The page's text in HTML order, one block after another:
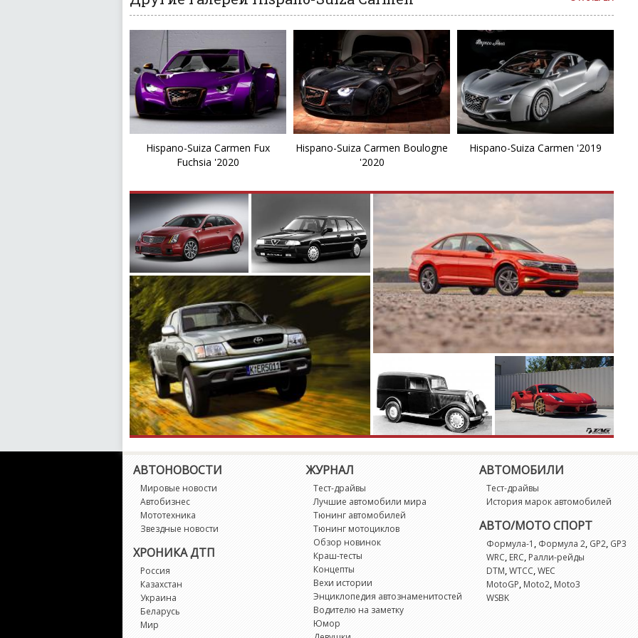
Hispano-Suiza Carmen Fux
Fuchsia '2020
Hispano-Suiza Carmen Boulogne
'2020
Hispano-Suiza Carmen '2019
АВТОНОВОСТИ
Мировые новости
Автобизнес
Мототехника
Звездные новости
ХРОНИКА ДТП
Россия
Казахстан
Украина
Беларусь
Мир
ЖУРНАЛ
Тест-драйвы
Лучшие автомобили мира
Тюнинг автомобилей
Тюнинг мотоциклов
Обзор новинок
Краш-тесты
Концепты
Вехи истории
Энциклопедия автознаменитостей
Водителю на заметку
Юмор
АВТОМОБИЛИ
Тест-драйвы
История марок автомобилей
АВТО/МОТО СПОРТ
Формула-1 , Формула 2, GP2, GP3
WRC,ERC,Ралли-рейды
DTM,WTCC,WEC
MotoGP,Moto2,Moto3
WSBK